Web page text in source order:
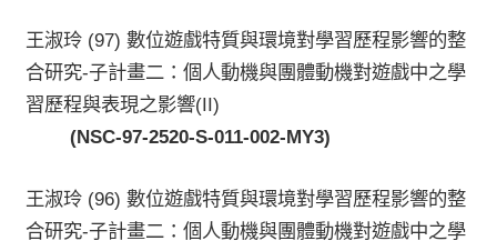
王淑玲 (97) 數位遊戲特質與環境對學習歷程影響的整
合研究-子計畫二：個人動機與團體動機對遊戲中之學
習歷程與表現之影響(II)
(NSC-97-2520-S-011-002-MY3)
王淑玲 (96) 數位遊戲特質與環境對學習歷程影響的整
合研究-子計畫二：個人動機與團體動機對遊戲中之學